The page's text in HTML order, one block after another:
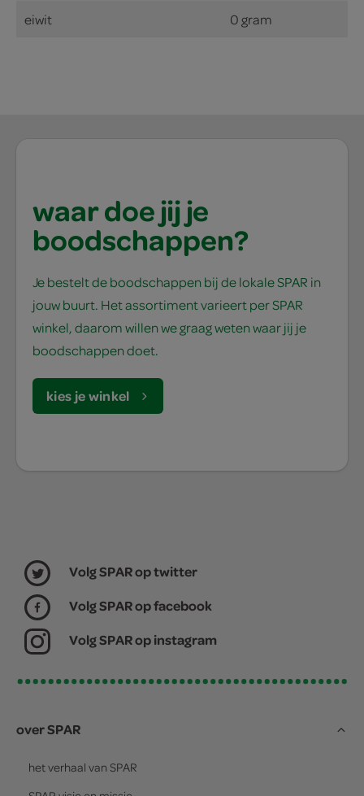
eiwit 0 gram
waar doe jij je
boodschappen?
Je bestelt de boodschappen bij de lokale SPAR in
jouw buurt. Het assortiment varieert per SPAR
winkel, daarom willen we graag weten waar jij je
boodschappen doet.
kies je winkel
Volg SPAR op twitter
Volg SPAR op facebook
Volg SPAR op instagram
over SPAR
het verhaal van SPAR